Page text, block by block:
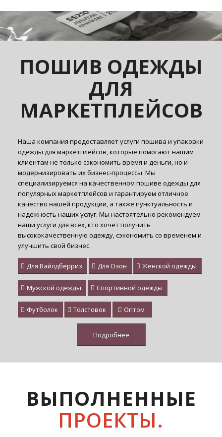
ПОШИВ ОДЕЖДЫ
ДЛЯ
МАРКЕТПЛЕЙСОВ
Наша компания предоставляет услуги пошива и упаковки
одежды для маркетплейсов, которые помогают нашим
клиентам не только сэкономить время и деньги, но и
модернизировать их бизнес-процессы. Мы
специализируемся на качественном пошиве одежды для
популярных маркетплейсов и гарантируем отличное
качество нашей продукции, а также пунктуальность и
надежность наших услуг. Мы настоятельно рекомендуем
наши услуги для всех, кто хочет получить
высококачественную одежду, сэкономить со временем и
улучшить свой бизнес.
Для Вайлдберриз Для Озон Женской одежды
Мужской одежды Спортивной одежды
Футболок Толстовок Оптом
Подробнее
ВЫПОЛНЕННЫЕ
ПРОЕКТЫ.